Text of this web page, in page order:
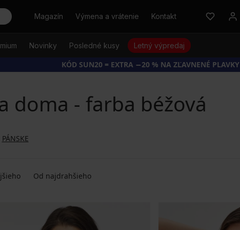
HľadaťMagazín Výmena a vrátenie Kontakt
Novinky Posledné kusy Letný výpredaj
KÓD SUN20 = EXTRA −20 % NA ZĽAVNENÉ PLAVKY
doma - farba béžová
PÁNSKE
Od najdrahšieho